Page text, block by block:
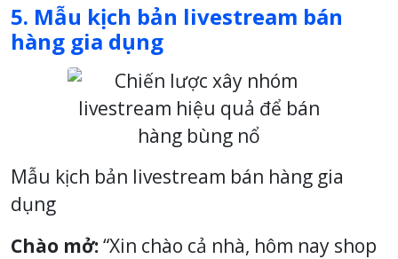
5. Mẫu kịch bản livestream bán
hàng gia dụng
Mẫu kịch bản livestream bán hàng gia
dụng
Chào mở:“Xin chào cả nhà, hôm nay shop